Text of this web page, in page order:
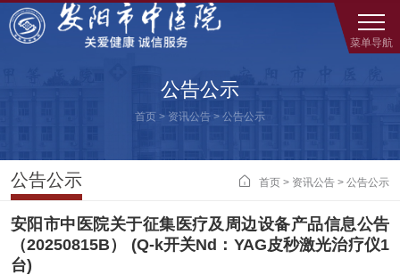
菜单导航
公告公示
首页 > 资讯公告 > 公告公示
公告公示  首页 > 资讯公告 > 公告公示
安阳市中医院关于征集医疗及周边设备产品信息公告
（20250815B） (Q-k开关Nd：YAG皮秒激光治疗仪1
台)